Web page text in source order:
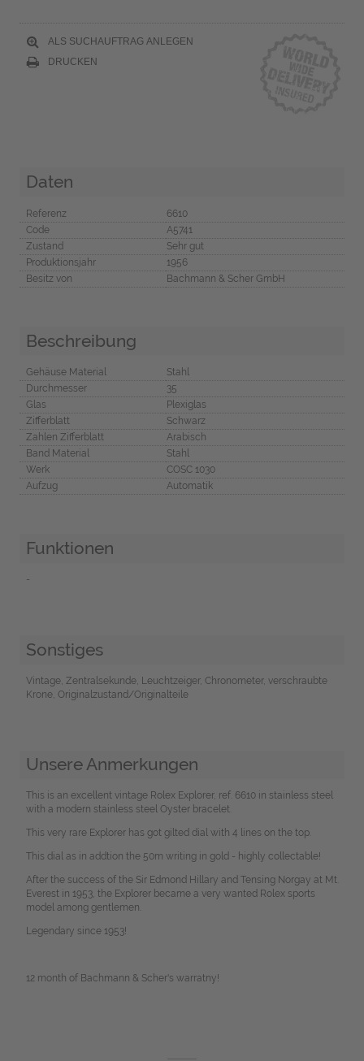
ALS SUCHAUFTRAG ANLEGEN
DRUCKEN
Daten
Referenz
6610
Code
A5741
Zustand
Sehr gut
Produktionsjahr
1956
Besitz von
Bachmann & Scher GmbH
Beschreibung
Gehäuse Material
Stahl
Durchmesser
35
Glas
Plexiglas
Zifferblatt
Schwarz
Zahlen Zifferblatt
Arabisch
Band Material
Stahl
Werk
COSC 1030
Aufzug
Automatik
Funktionen
-
Sonstiges
Vintage, Zentralsekunde, Leuchtzeiger, Chronometer, verschraubte
Krone, Originalzustand/Originalteile
Unsere Anmerkungen
This is an excellent vintage Rolex Explorer, ref. 6610 in stainless steel
with a modern stainless steel Oyster bracelet.
This very rare Explorer has got gilted dial with 4 lines on the top.
This dial as in addtion the 50m writing in gold - highly collectable!
After the success of the Sir Edmond Hillary and Tensing Norgay at Mt.
Everest in 1953, the Explorer became a very wanted Rolex sports
model among gentlemen.
Legendary since 1953!
12 month of Bachmann & Scher's warratny!